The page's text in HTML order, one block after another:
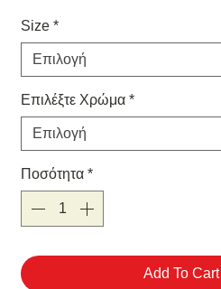
Size *
Επιλογή
Επιλέξτε Χρώμα *
Επιλογή
Ποσότητα *
Add To Cart